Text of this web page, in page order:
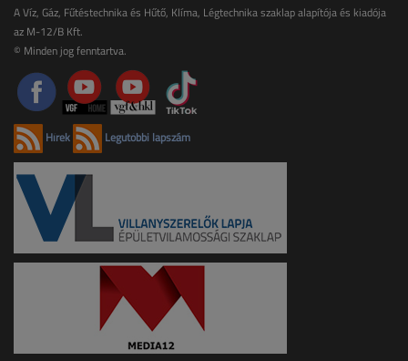
A Víz, Gáz, Fűtéstechnika és Hűtő, Klíma, Légtechnika szaklap alapítója és kiadója
az M-12/B Kft.
© Minden jog fenntartva.
Hírek Legutóbbi lapszám